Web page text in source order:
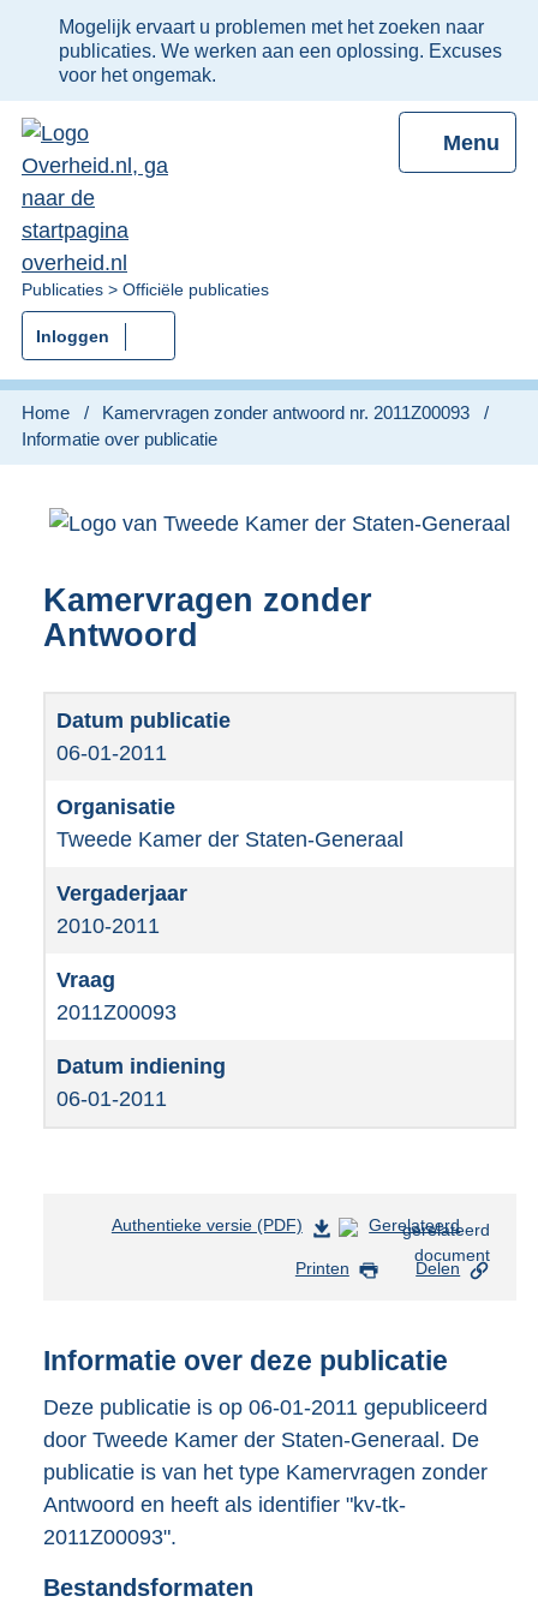
Ter
informatie:
Mogelijk ervaart u problemen met het zoeken naar
publicaties. We werken aan een oplossing. Excuses
voor het ongemak.
Menu
U
bent
nu
hier:
Publicaties Officiële publicaties
Inloggen
Home
Kamervragen zonder antwoord nr. 2011Z00093
Informatie over publicatie
Kamervragen zonder
Antwoord
06-01-2011
Tweede Kamer der Staten-Generaal
2010-2011
2011Z00093
06-01-2011
Authentieke versie (PDF)
s
n
d
r
o
o
Gerelateerd
Printen Delen
Informatie over deze publicatie
Deze publicatie is op 06-01-2011 gepubliceerd
door Tweede Kamer der Staten-Generaal. De
publicatie is van het type Kamervragen zonder
Antwoord en heeft als identifier "kv-tk-
2011Z00093".
Bestandsformaten